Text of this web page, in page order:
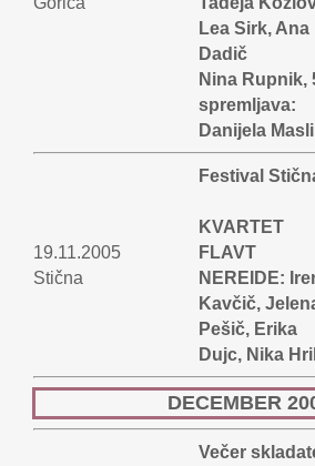
Lea Sirk, Ana
Dadič
Nina Rupnik,
spremljava:
Danijela
19.11.2005
Stična
Festival
KVARTET
FLAVT
NEREIDE:
Kavčič,
Pešič, Erika
Dujc, Nika
DECEMBER
Večer